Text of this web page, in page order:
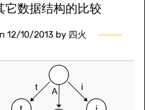
它数据结构的比较
12/10/2013 by 四火